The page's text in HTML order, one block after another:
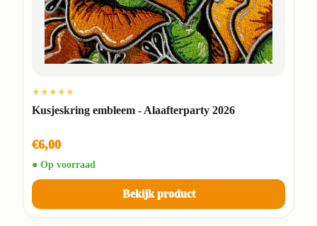
★★★★★
Kusjeskring embleem - Alaafterparty 2026
€6,00
● Op voorraad
Bekijk product